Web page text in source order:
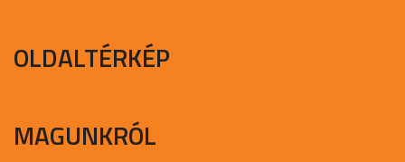
OLDALTÉRKÉP
MAGUNKRÓL